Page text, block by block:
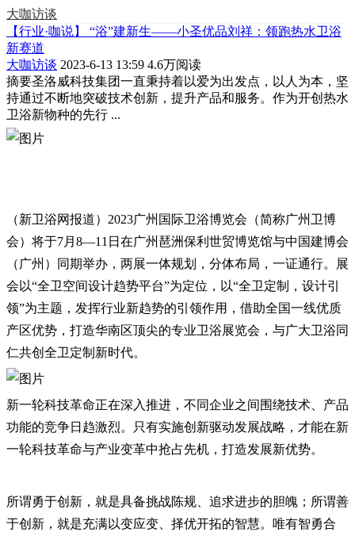
大咖访谈
【行业·咖说】 “浴”建新生——小圣优品刘祥：领跑热水卫浴
新赛道
大咖访谈 2023-6-13 13:59 4.6万阅读
摘要圣洛威科技集团一直秉持着以爱为出发点，以人为本，坚
持通过不断地突破技术创新，提升产品和服务。作为开创热水
卫浴新物种的先行 ...
（新卫浴网报道）2023广州国际卫浴博览会（简称广州卫博
会）将于7月8—11日在广州琶洲保利世贸博览馆与中国建博会
（广州）同期举办，两展一体规划，分体布局，一证通行。展
会以“全卫空间设计趋势平台”为定位，以“全卫定制，设计引
领”为主题，发挥行业新趋势的引领作用，借助全国一线优质
产区优势，打造华南区顶尖的专业卫浴展览会，与广大卫浴同
仁共创全卫定制新时代。
新一轮科技革命正在深入推进，不同企业之间围绕技术、产品
功能的竞争日趋激烈。只有实施创新驱动发展战略，才能在新
一轮科技革命与产业变革中抢占先机，打造发展新优势。
所谓勇于创新，就是具备挑战陈规、追求进步的胆魄；所谓善
于创新，就是充满以变应变、择优开拓的智慧。唯有智勇合